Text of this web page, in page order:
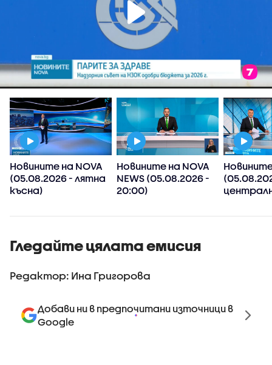
Новините на NOVA
(05.08.2026 - лятна
късна)
Новините на NOVA
NEWS (05.08.2026 -
20:00)
Гледайте цялата емисия
Редактор: Ина Григорова
Добави ни в предпочитани източници в
Google